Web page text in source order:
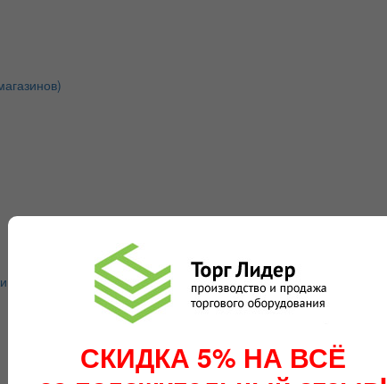
СКИДКА 5% НА ВСЁ